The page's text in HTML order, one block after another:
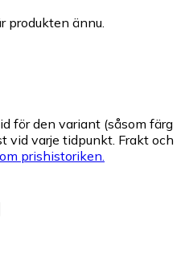
produkten ännu.
för den variant (såsom färg
vid varje tidpunkt. Frakt och
prishistoriken.